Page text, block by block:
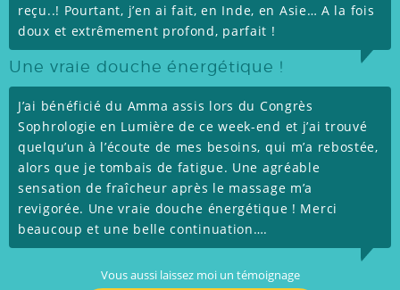
reçu..! Pourtant, j’en ai fait, en Inde, en Asie… A la fois
doux et extrêmement profond, parfait !
Une vraie douche énergétique !
J’ai bénéficié du Amma assis lors du Congrès
Sophrologie en Lumière de ce week-end et j’ai trouvé
quelqu’un à l’écoute de mes besoins, qui m’a rebostée,
alors que je tombais de fatigue. Une agréable
sensation de fraîcheur après le massage m’a
revigorée. Une vraie douche énergétique ! Merci
beaucoup et une belle continuation….
Vous aussi laissez moi un témoignage